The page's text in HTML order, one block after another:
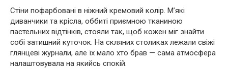
Стіни пофарбовані в ніжний кремовий колір. М’які
диванчики та крісла, оббиті приємною тканиною
пастельних відтінків, стояли так, щоб кожен міг знайти
собі затишний куточок. На скляних столиках лежали свіжі
глянцеві журнали, але їх мало хто брав — сама атмосфера
налаштовувала на якийсь спокій.